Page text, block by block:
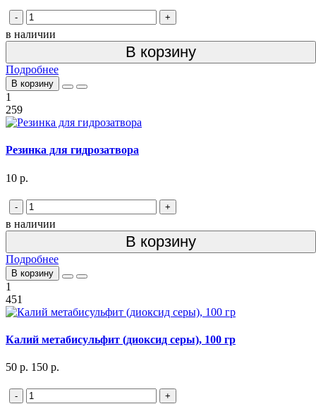
- +
в наличии
В корзину
Подробнее
В корзину
1
259
Резинка для гидрозатвора
10 р.
- +
в наличии
В корзину
Подробнее
В корзину
1
451
Калий метабисульфит (диоксид серы), 100 гр
50 р. 150 р.
- +